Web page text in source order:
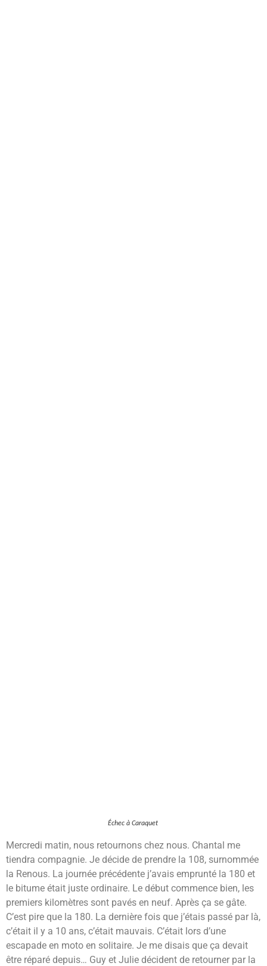
Échec à Caraquet
Mercredi matin, nous retournons chez nous. Chantal me
tiendra compagnie. Je décide de prendre la 108, surnommée
la Renous. La journée précédente j’avais emprunté la 180 et
le bitume était juste ordinaire. Le début commence bien, les
premiers kilomètres sont pavés en neuf. Après ça se gâte.
C’est pire que la 180. La dernière fois que j’étais passé par là,
c’était il y a 10 ans, c’était mauvais. C’était lors d’une
escapade en moto en solitaire. Je me disais que ça devait
être réparé depuis… Guy et Julie décident de retourner par la